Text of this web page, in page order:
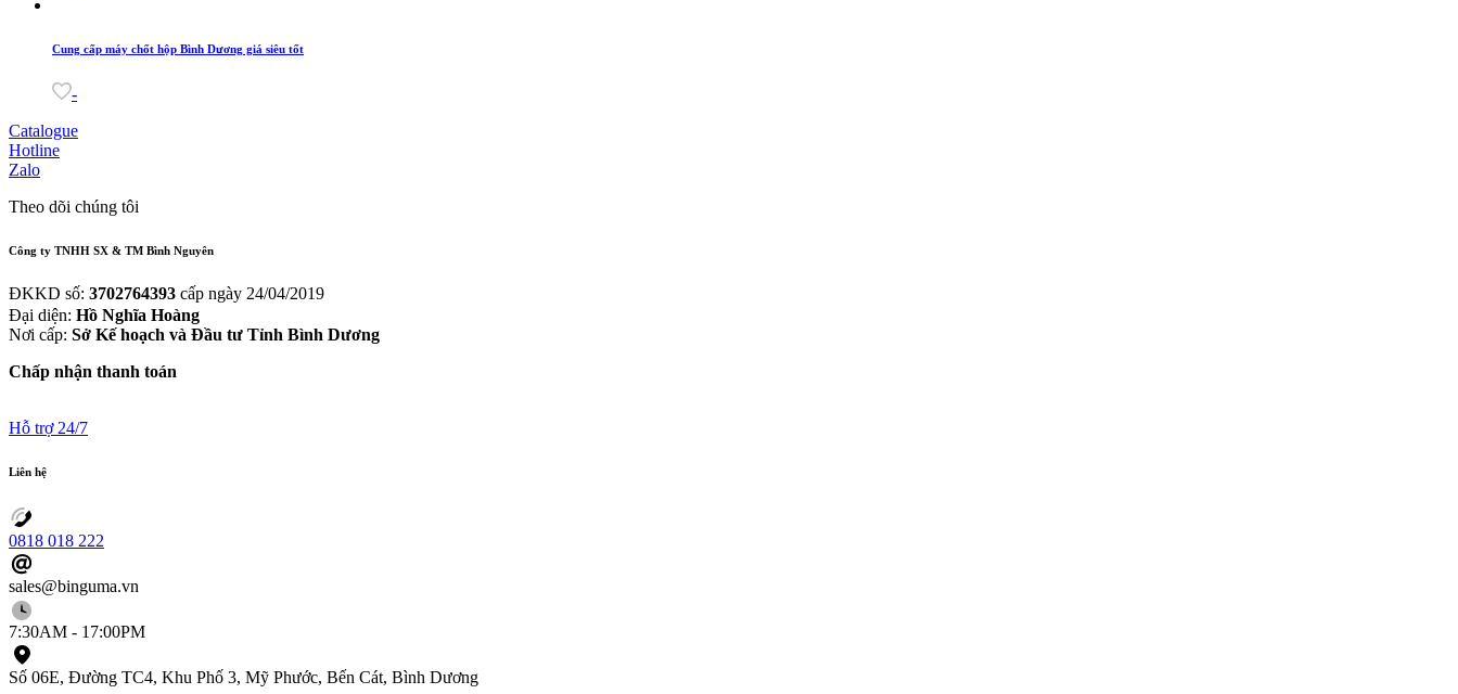
Cung cấp máy chốt hộp Bình Dương giá siêu tốt
-
Catalogue
Hotline
Zalo
Theo dõi chúng tôi
Công ty TNHH SX & TM Bình Nguyên
ĐKKD số: 3702764393 cấp ngày 24/04/2019
Đại diện: Hồ Nghĩa Hoàng
Nơi cấp: Sở Kế hoạch và Đầu tư Tỉnh Bình Dương
Chấp nhận thanh toán
Hỗ trợ 24/7
Liên hệ
0818 018 222
sales@binguma.vn
7:30AM - 17:00PM
Số 06E, Đường TC4, Khu Phố 3, Mỹ Phước, Bến Cát, Bình Dương